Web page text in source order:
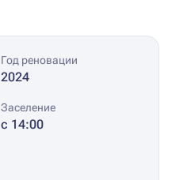
Год реновации
2024
Заселение
с 14:00